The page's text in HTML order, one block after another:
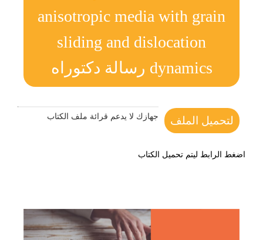
anisotropic media with grain
sliding and dislocation
dynamics رسالة دكتوراه
لتحميل الملف جهازك لا يدعم قرائة ملف الكتاب
اضغط الرابط ليتم تحميل الكتاب